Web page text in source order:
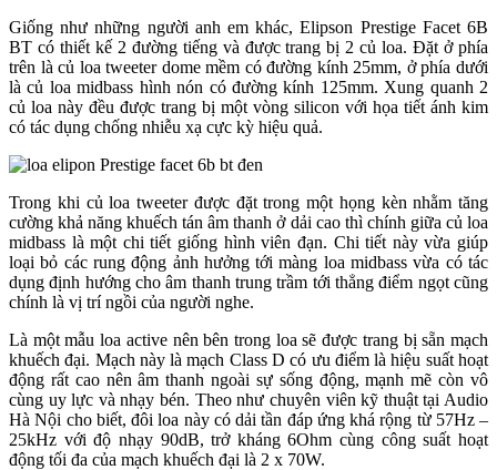
Giống như những người anh em khác, Elipson Prestige Facet 6B
BT có thiết kế 2 đường tiếng và được trang bị 2 củ loa. Đặt ở phía
trên là củ loa tweeter dome mềm có đường kính 25mm, ở phía dưới
là củ loa midbass hình nón có đường kính 125mm. Xung quanh 2
củ loa này đều được trang bị một vòng silicon với họa tiết ánh kim
có tác dụng chống nhiễu xạ cực kỳ hiệu quả.
Trong khi củ loa tweeter được đặt trong một họng kèn nhằm tăng
cường khả năng khuếch tán âm thanh ở dải cao thì chính giữa củ loa
midbass là một chi tiết giống hình viên đạn. Chi tiết này vừa giúp
loại bỏ các rung động ảnh hưởng tới màng loa midbass vừa có tác
dụng định hướng cho âm thanh trung trầm tới thẳng điểm ngọt cũng
chính là vị trí ngồi của người nghe.
Là một mẫu loa active nên bên trong loa sẽ được trang bị sẵn mạch
khuếch đại. Mạch này là mạch Class D có ưu điểm là hiệu suất hoạt
động rất cao nên âm thanh ngoài sự sống động, mạnh mẽ còn vô
cùng uy lực và nhạy bén. Theo như chuyên viên kỹ thuật tại Audio
Hà Nội cho biết, đôi loa này có dải tần đáp ứng khá rộng từ 57Hz –
25kHz với độ nhạy 90dB, trở kháng 6Ohm cùng công suất hoạt
động tối đa của mạch khuếch đại là 2 x 70W.